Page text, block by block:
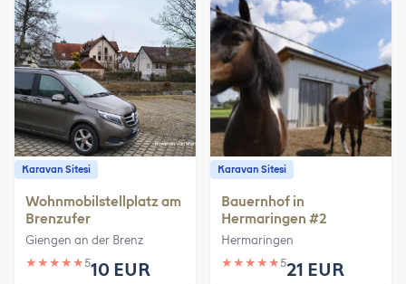
Karavan Sitesi
Wohnmobilstellplatz am
Brenzufer
Giengen an der Brenz
★ ★ ★ ★ ★510 EUR
Karavan Sitesi
Bauernhof in
Hermaringen #2
Hermaringen
★ ★ ★ ★ ★521 EUR